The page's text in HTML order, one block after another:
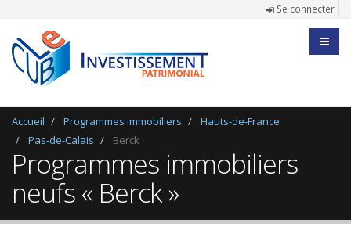
Se connecter
Accueil Programmes immobiliers
Hauts-de-France
Pas-de-Calais
Berck
Programmes immobiliers
neufs « Berck »